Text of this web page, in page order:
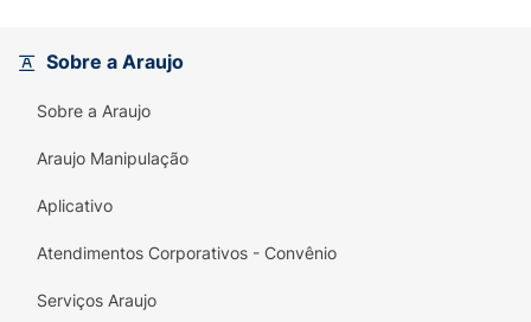
Sobre a Araujo
Sobre a Araujo
Araujo Manipulação
Aplicativo
Atendimentos Corporativos - Convênio
Serviços Araujo